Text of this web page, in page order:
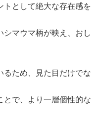
トとして絶大な存在感を
マウマ柄が映え、おし
ため、見た目だけでな
で、より一層個性的な